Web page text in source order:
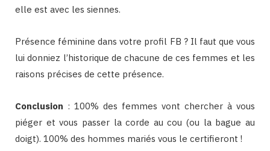
elle est avec les siennes.
Présence féminine dans votre profil FB ? Il faut que vous
lui donniez l’historique de chacune de ces femmes et les
raisons précises de cette présence.
Conclusion : 100% des femmes vont chercher à vous
piéger et vous passer la corde au cou (ou la bague au
doigt). 100% des hommes mariés vous le certifieront !